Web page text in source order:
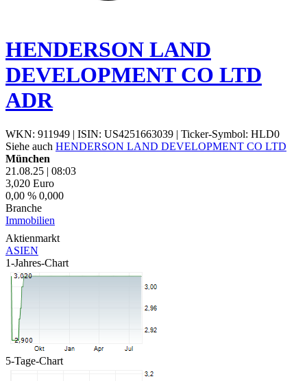
HENDERSON LAND
DEVELOPMENT CO LTD
ADR
WKN: 911949 | ISIN: US4251663039 | Ticker-Symbol: HLD0
Siehe auch HENDERSON LAND DEVELOPMENT CO LTD
München
21.08.25 | 08:03
3,020 Euro
0,00 % 0,000
Branche
Immobilien
Aktienmarkt
ASIEN
1-Jahres-Chart
5-Tage-Chart